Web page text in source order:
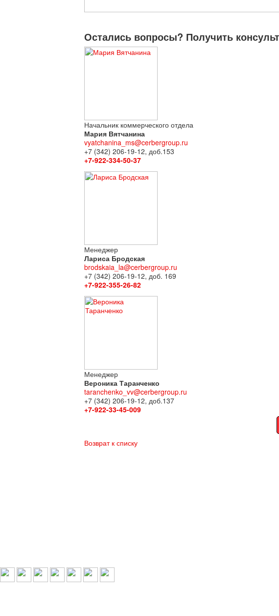
Остались вопросы? Получить
Начальник коммерческого отдела
Мария Вятчанина
vyatchanina_ms@cerbergroup.ru
+7 (342) 206-19-12, доб.153
+7-922-334-50-37
Менеджер
Лариса Бродская
brodskaia_la@cerbergroup.ru
+7 (342) 206-19-12, доб. 169
+7-922-355-26-82
Менеджер
Вероника Таранченко
taranchenko_vv@cerbergroup.ru
+7 (342) 206-19-12, доб.137
+7-922-33-45-009
Возврат к списку